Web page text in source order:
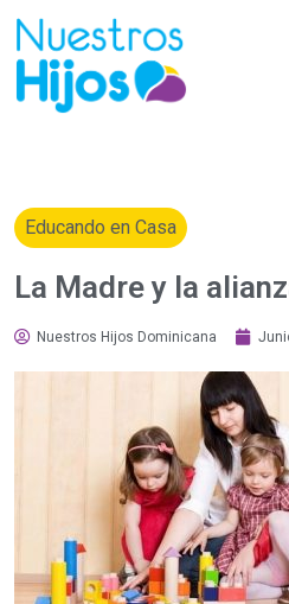
Educando en Casa
La Madre y la
Nuestros Hijos Dominicana